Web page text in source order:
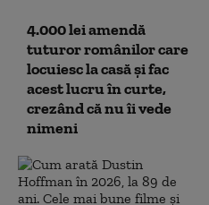
4.000 lei amendă
tuturor românilor care
locuiesc la casă și fac
acest lucru în curte,
crezând că nu îi vede
nimeni